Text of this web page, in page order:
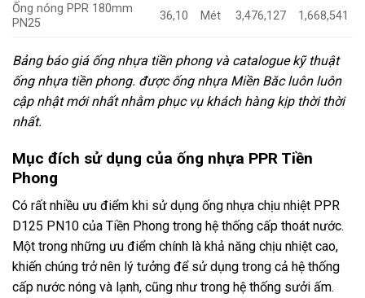
Ống nóng PPR 180mm
PN25
36,10 Mét 3,476,127 1,668,541
Bảng báo giá ống nhựa tiền phong và catalogue kỹ thuật
ống nhựa tiền phong. được ống nhựa Miền Băc luôn luôn
cập nhật mới nhất nhằm phục vụ khách hàng kịp thời thời
nhất.
Mục đích sử dụng của ống nhựa PPR Tiền
Phong
Có rất nhiều ưu điểm khi sử dụng ống nhựa chịu nhiệt PPR
D125 PN10 của Tiền Phong trong hệ thống cấp thoát nước.
Một trong những ưu điểm chính là khả năng chịu nhiệt cao,
khiến chúng trở nên lý tưởng để sử dụng trong cả hệ thống
cấp nước nóng và lạnh, cũng như trong hệ thống sưởi ấm.